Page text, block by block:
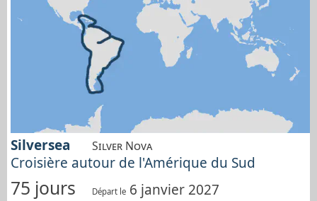
Silversea Silver Nova
Croisière autour de l'Amérique du Sud
75 jours Départ le 6 janvier 2027